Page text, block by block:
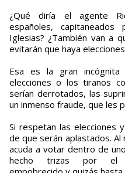
¿Qué diría el agente
españoles,
Iglesias? ¿También van a
evitarán que haya
Esa es la gran incógnita
elecciones o los tiranos
serían derrotados, las
un inmenso fraude, que les
Si respetan las elecciones
de que serán aplastados.
acuda a votar dentro de
hecho trizas por el